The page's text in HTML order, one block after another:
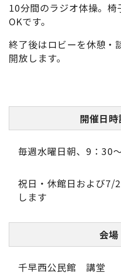
10分間のラジオ体操。椅
OKです。
終了後はロビーを休憩・
開放します。
開催日時
毎週水曜日朝、9：30
祝日・休館日および7/
します
会場
千早西公民館 講堂